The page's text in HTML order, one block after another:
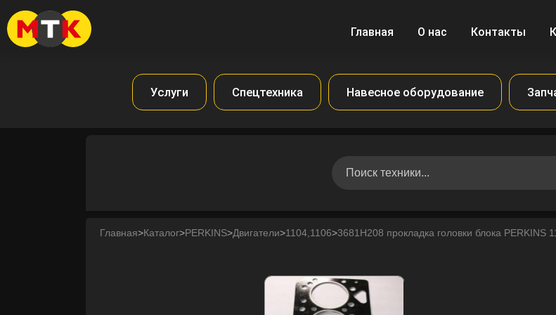
Главная О нас Контакты
Услуги Спецтехника Навесное оборудование
Главная>Каталог>PERKINS>Двигатели>1104,1106>3681H208 прокладка головки блока PERKINS